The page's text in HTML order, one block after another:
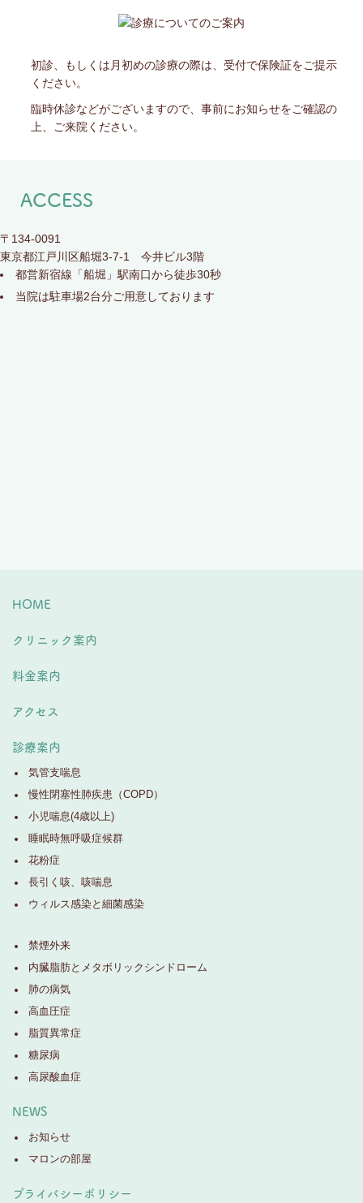
初診、もしくは月初めの診療の際は、受付で保険証をご提示
ください。
臨時休診などがございますので、事前にお知らせをご確認の
上、ご来院ください。
ACCESS
〒134-0091
東京都江戸川区船堀3-7-1 今井ビル3階
都営新宿線「船堀」駅南口から徒歩30秒
当院は駐車場2台分ご用意しております
HOME
クリニック案内
料金案内
アクセス
診療案内
気管支喘息
慢性閉塞性肺疾患（COPD）
小児喘息(4歳以上)
睡眠時無呼吸症候群
花粉症
長引く咳、咳喘息
ウィルス感染と細菌感染
禁煙外来
内臓脂肪とメタボリックシンドローム
肺の病気
高血圧症
脂質異常症
糖尿病
高尿酸血症
NEWS
お知らせ
マロンの部屋
プライバシーポリシー